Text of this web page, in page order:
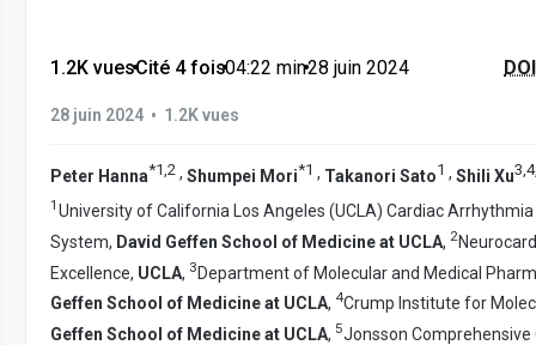
1.2K vues•Cité 4 fois•04:22 min•28 juin 2024
28 juin 2024 • 1.2K vues
Peter Hanna*1,2 , Shumpei Mori*1 , Takanori Sato1 , Shili Xu3,4
1 University of California Los Angeles (UCLA) Cardiac Arrhythmia
System, David Geffen School of Medicine at UCLA, 2
Excellence, UCLA, 3 Department of Molecular and Medical
Geffen School of Medicine at UCLA, 4Crump Institute for
Geffen School of Medicine at UCLA, 5Jonsson Comprehensive